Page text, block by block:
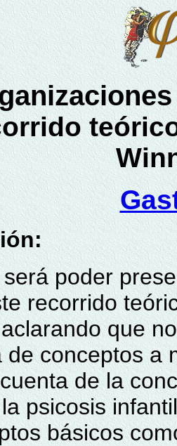
poder
recorrido
que
de conceptos a
de la
psicosis
básicos